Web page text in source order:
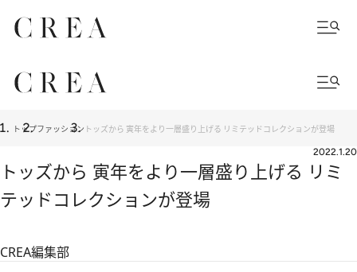
トップファッション トッズから 寅年をより一層盛り上げる リミテッドコレクションが登場
2022.1.20
トッズから 寅年をより一層盛り上げる リミ
テッドコレクションが登場
CREA編集部